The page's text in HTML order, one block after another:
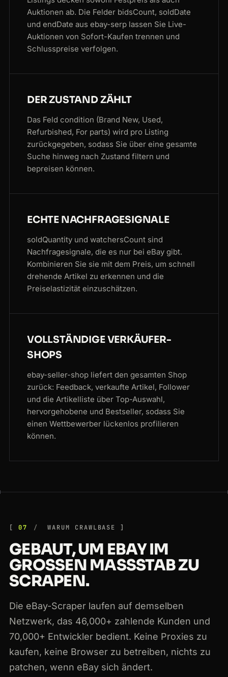
Auktionen ab. Die Felder bidsCount, soldDate
und endDate aus ebay-serp lassen Sie Live-
Auktionen von Sofort-Kaufen trennen und
Schlusspreise verfolgen.
DER ZUSTAND ZÄHLT
Das Feld condition (Brand New, Used,
Refurbished, For parts) wird pro Listing
zurückgegeben, sodass Sie über eine gesamte
Suche hinweg nach Zustand filtern und
bepreisen können.
ECHTE NACHFRAGESIGNALE
soldQuantity und watchersCount sind
Nachfragesignale, die es nur bei eBay gibt.
Kombinieren Sie sie mit dem Preis, um schnell
drehende Artikel zu erkennen und die
Preiselastizität einzuschätzen.
VOLLSTÄNDIGE VERKÄUFER-
SHOPS
ebay-seller-shop liefert den gesamten Shop
zurück: Feedback, verkaufte Artikel, Follower
und die Artikelliste über Top-Auswahl,
hervorgehobene und Bestseller, sodass Sie
einen Wettbewerber lückenlos profilieren
können.
07 WARUM CRAWLBASE
GEBAUT, UM EBAY IM
GROSSEN MASSSTAB ZU SC
RAPEN.
Die eBay-Scraper laufen auf demselben
Netzwerk, das 46,000+ zahlende Kunden und
70,000+ Entwickler bedient. Keine Proxies zu
kaufen, keine Browser zu betreiben, nichts zu
patchen, wenn eBay sich ändert.